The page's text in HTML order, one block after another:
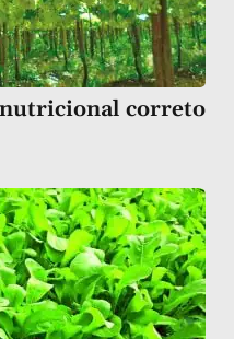
correto